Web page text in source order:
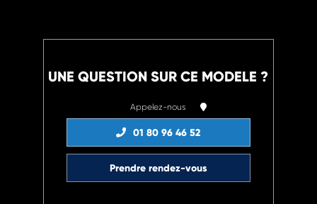
UNE QUESTION SUR CE MODELE ?
Appelez-nous
01 80 96 46 52
Prendre rendez-vous